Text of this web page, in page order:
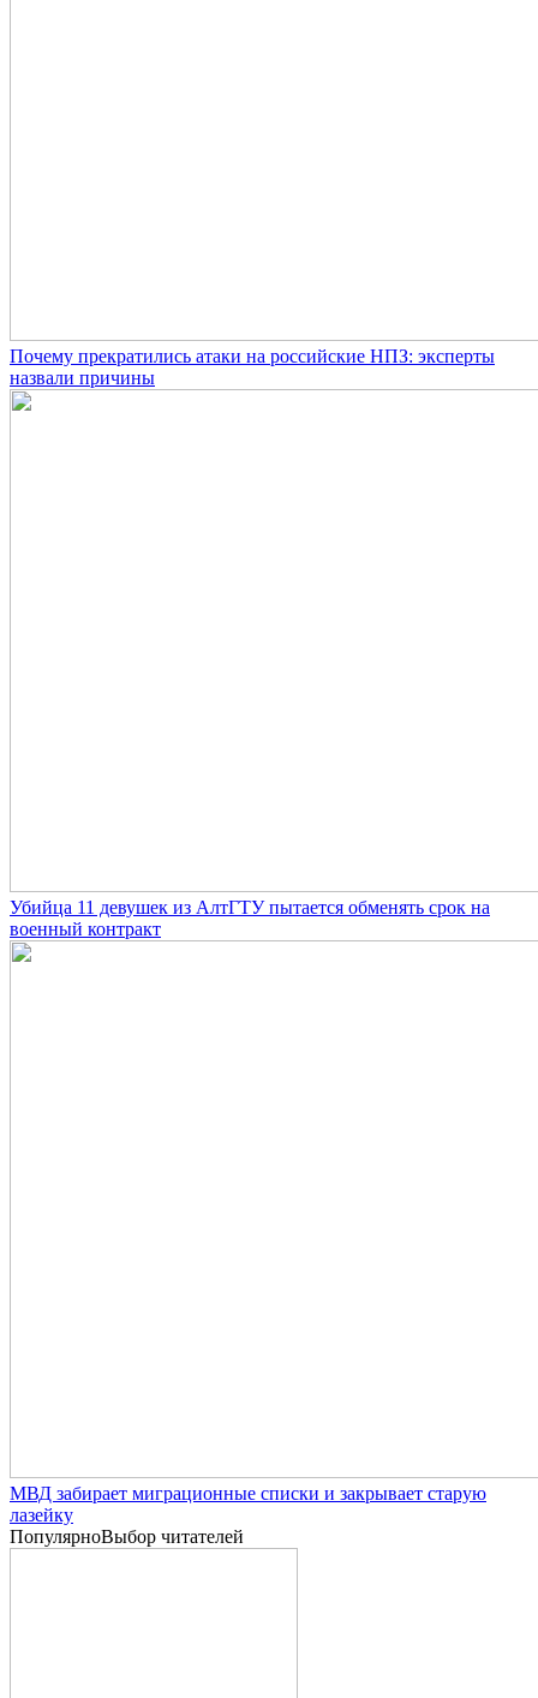
Почему прекратились атаки на российские НПЗ: эксперты
назвали причины
Убийца 11 девушек из АлтГТУ пытается обменять срок на
военный контракт
МВД забирает миграционные списки и закрывает старую
лазейку
ПопулярноВыбор читателей